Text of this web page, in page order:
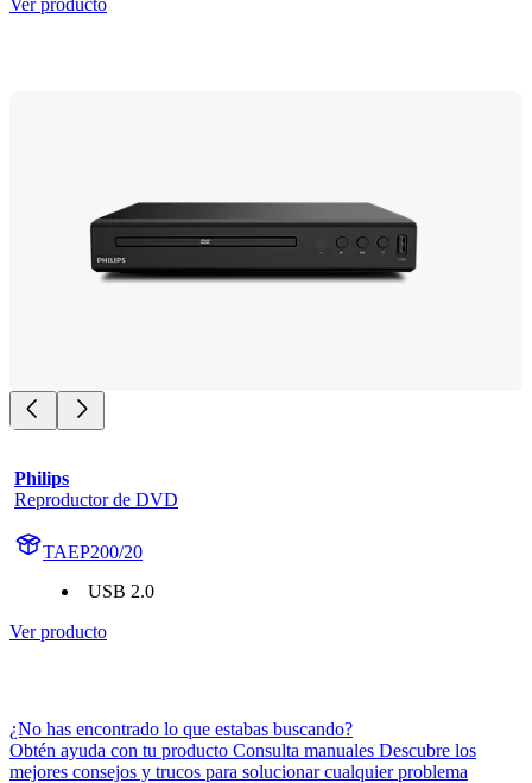
Ver producto
Philips
Reproductor de DVD
TAEP200/20
USB 2.0
Ver producto
¿No has encontrado lo que estabas buscando?
Obtén ayuda con tu producto Consulta manuales Descubre los
mejores consejos y trucos para solucionar cualquier problema